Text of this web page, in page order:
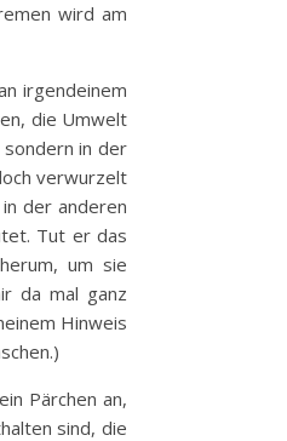
wird am
irgendeinem
die Umwelt
sondern in der
verwurzelt
der anderen
Tut er das
um sie
da mal ganz
Hinweis
Pärchen an,
sind, die